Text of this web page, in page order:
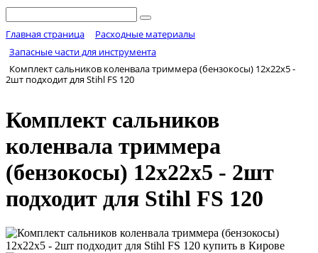
Главная страница
Расходные материалы
Запасные части для инструмента
Комплект сальников коленвала триммера (бензокосы) 12х22х5 -
2шт подходит для Stihl FS 120
Комплект сальников
коленвала триммера
(бензокосы) 12х22х5 - 2шт
подходит для Stihl FS 120